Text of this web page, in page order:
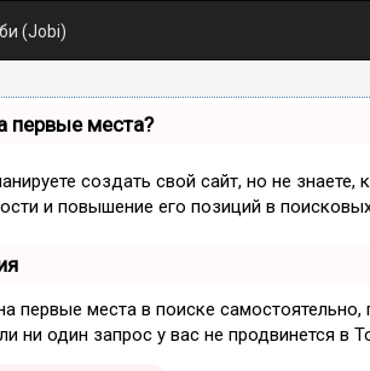
(Jobi)
первые места?
создать свой сайт, но не
и повышение его позиций в
первые места в поиске самостоятельно,
ни один запрос у вас не продвинется в